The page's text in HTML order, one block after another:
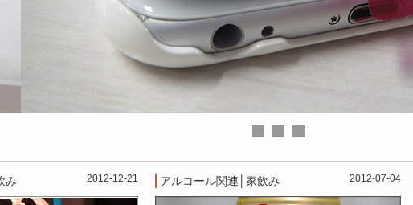
み 2012-12-21 アルコール関連 家飲み 2012-07-04